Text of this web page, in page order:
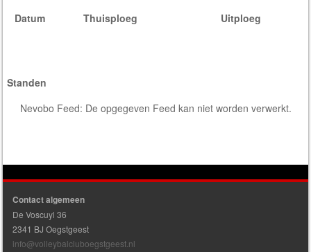
Datum
Thuisploeg Uitploeg
Standen
Nevobo Feed: De opgegeven Feed kan niet worden verwerkt.
Contact algemeen
De Voscuyl 36
2341 BJ Oegstgeest
info@volleybalcluboegstgeest.nl